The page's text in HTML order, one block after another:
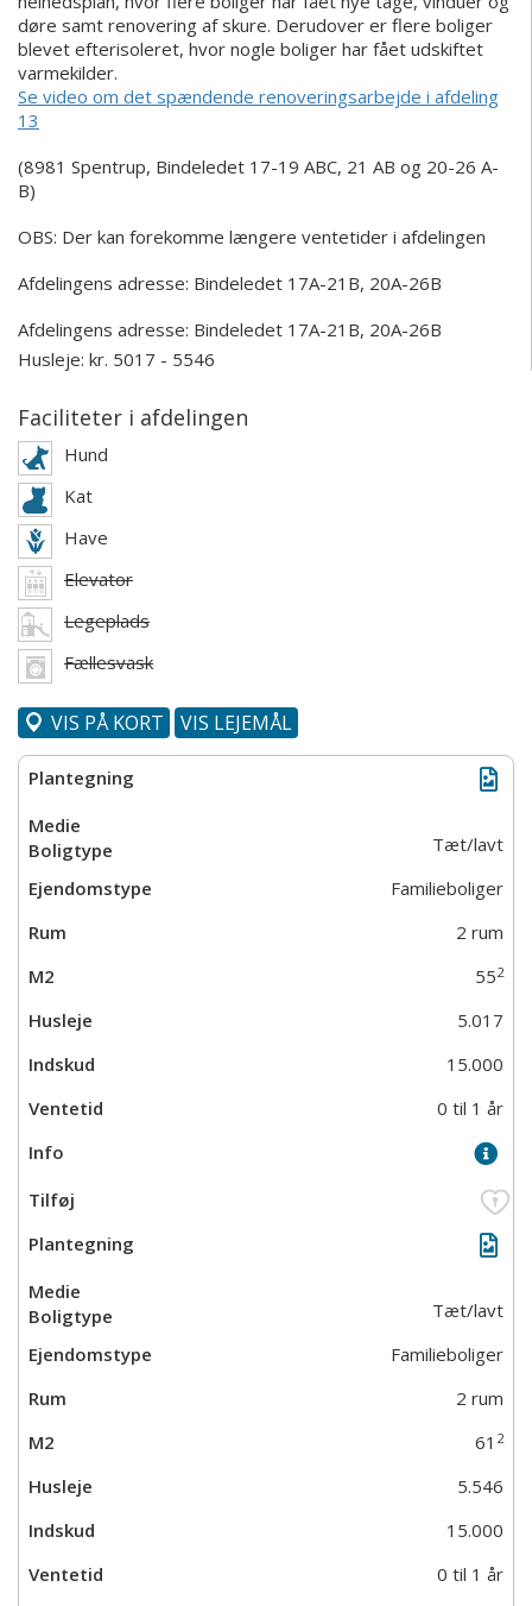
døre samt renovering af skure. Derudover er flere boliger
blevet efterisoleret, hvor nogle boliger har fået udskiftet
varmekilder.
Se video om det spændende renoveringsarbejde i afdeling
13
(8981 Spentrup, Bindeledet 17-19 ABC, 21 AB og 20-26 A-
B)
OBS: Der kan forekomme længere ventetider i afdelingen
Afdelingens adresse: Bindeledet 17A-21B, 20A-26B
Afdelingens adresse: Bindeledet 17A-21B, 20A-26B
Husleje: kr. 5017 - 5546
Faciliteter i afdelingen
Hund
Kat
Have
Elevator
Legeplads
Fællesvask
VIS PÅ KORT VIS LEJEMÅL
Tæt/lavt
Familieboliger
2 rum
552
5.017
15.000
0 til 1 år
Tæt/lavt
Familieboliger
2 rum
61 2
5.546
15.000
0 til 1 år